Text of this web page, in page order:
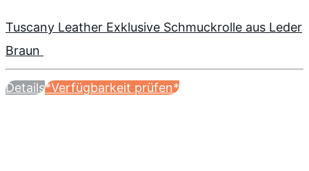
Tuscany Leather Exklusive Schmuckrolle aus Leder
Braun
Details*Verfügbarkeit prüfen*